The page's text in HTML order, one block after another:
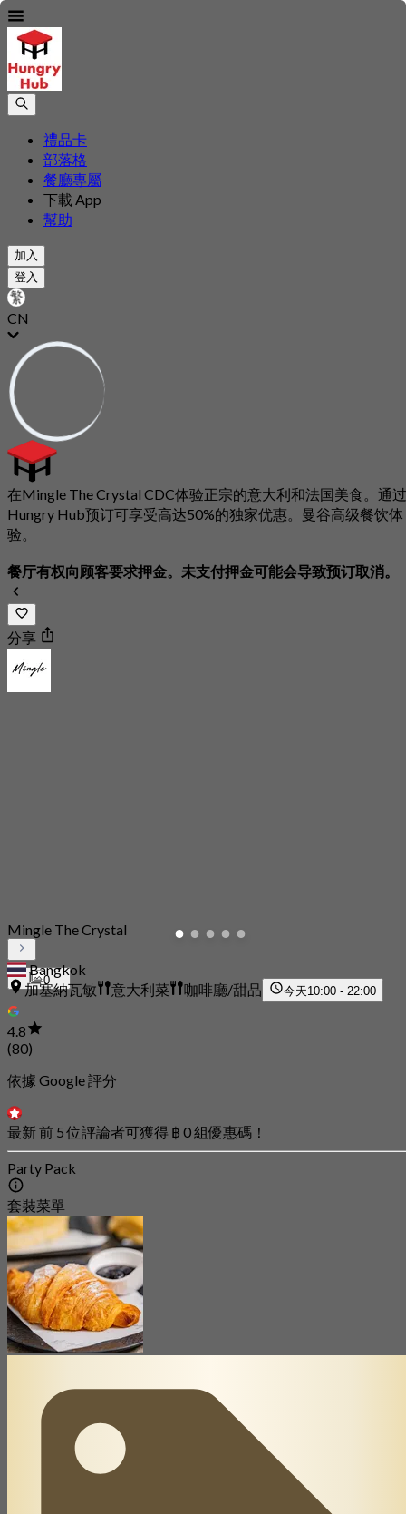
禮品卡
部落格
餐廳專屬
下載 App
幫助
加入
登入
CN
在Mingle The Crystal CDC体验正宗的意大利和法国美食。通过
Hungry Hub预订可享受高达50%的独家优惠。曼谷高级餐饮体
验。
餐厅有权向顾客要求押金。未支付押金可能会导致预订取消。
分享
0
Mingle The Crystal
Bangkok
加塞納瓦敏
意大利菜 咖啡廳/甜品 今天10:00 - 22:00
4.8
(80)
依據 Google 評分
最新 前 5 位評論者可獲得 ฿ 0 組優惠碼！
Party Pack
套裝菜單